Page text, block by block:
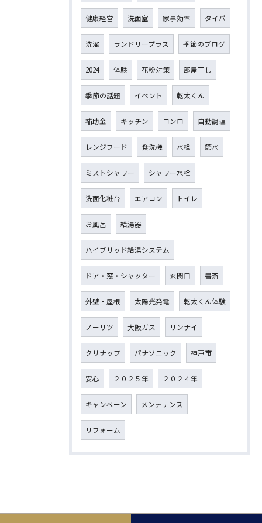
健康経営 洗面室 家事効率 タイパ
洗濯 ランドリープラス 季節のブログ
2024 体験 花粉対策 部屋干し
季節の話題 イベント 乾太くん
補助金 キッチン コンロ 自動調理
レンジフード 食洗機 水栓 節水
ミストシャワー シャワー水栓
洗面化粧台 エアコン トイレ
お風呂 給湯器
ハイブリッド給湯システム
ドア・窓・シャッター 玄関口 書斎
外壁・屋根 太陽光発電 乾太くん体験
ノーリツ 大阪ガス リンナイ
クリナップ パナソニック 神戸市
安心 ２０２５年 ２０２４年
キャンペーン メンテナンス
リフォーム